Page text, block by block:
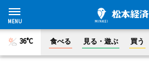
36°C 食べる 見る・遊ぶ 買う